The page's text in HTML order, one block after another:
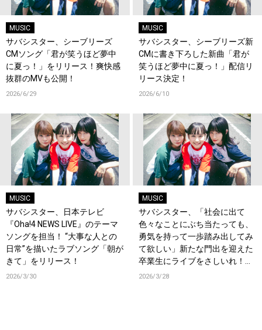
MUSIC
サバシスター、シーブリーズ
CMソング「君が笑うほど夢中
に夏っ！」をリリース！爽快感
抜群のMVも公開！
2026/6/29
MUSIC
サバシスター、シーブリーズ新
CMに書き下ろした新曲「君が
笑うほど夢中に夏っ！」配信リ
リース決定！
2026/6/10
MUSIC
サバシスター、日本テレビ
『Oha!4 NEWS LIVE』のテーマ
ソングを担当！ “大事な人との
日常”を描いたラブソング「朝が
きて」をリリース！
2026/3/30
MUSIC
サバシスター、「社会に出て
色々なことにぶち当たっても、
勇気を持って一歩踏み出してみ
て欲しい」新たな門出を迎えた
卒業生にライブをさしいれ！
CM書き下ろし曲「才能」を卒
2026/3/28